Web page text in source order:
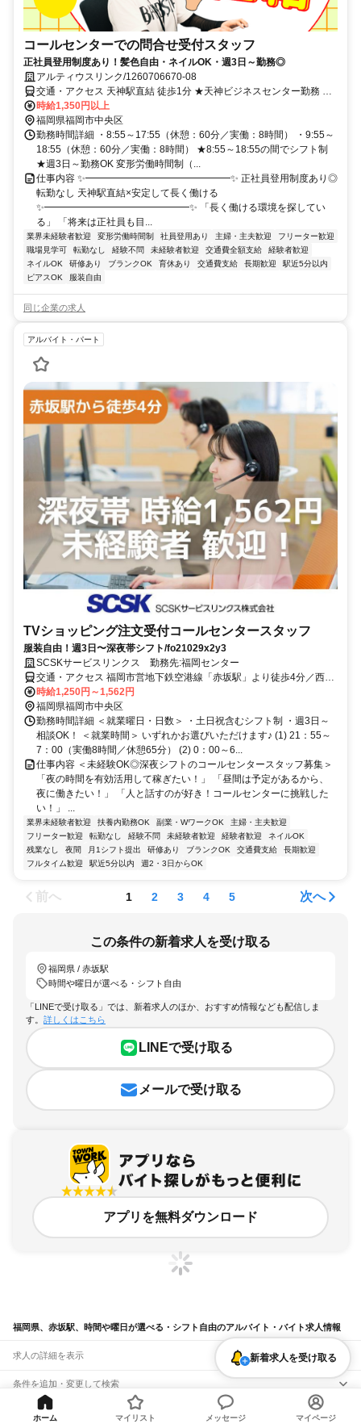
コールセンターでの問合せ受付スタッフ
正社員登用制度あり！髪色自由・ネイルOK・週3日～勤務◎
アルティウスリンク/1260706670-08
交通・アクセス 天神駅直結 徒歩1分 ★天神ビジネスセンター勤務 ★
来社不要の電話面接
時給1,350円以上
福岡県福岡市中央区
勤務時間詳細 ・8:55～17:55（休憩：60分／実働：8時間） ・9:55～
18:55（休憩：60分／実働：8時間） ★8:55～18:55の間でシフト制
★週3日～勤務OK 変形労働時間制（...
仕事内容 ✨━━━━━━━━━━━━━━━✨ 正社員登用制度あり◎
転勤なし 天神駅直結×安定して長く働ける
✨━━━━━━━━━━━━━━━✨ 「長く働ける環境を探してい
る」 「将来は正社員も目...
業界未経験者歓迎 変形労働時間制 社員登用あり 主婦・主夫歓迎
フリーター歓迎
職場見学可
転勤なし 経験不問 未経験者歓迎 交通費全額支給
経験者歓迎
ネイルOK
研修あり ブランクOK 育休あり 交通費支給 長期歓迎
駅近5分以内
ピアスOK
服装自由
同じ企業の求人
アルバイト・パート
TVショッピング注文受付コールセンタースタッフ
服装自由！週3日〜深夜帯シフト/fo21029x2y3
SCSKサービスリンクス 勤務先:福岡センター
交通・アクセス 福岡市営地下鉄空港線「赤坂駅」より徒歩4分／西鉄
天神大牟田線「西鉄福岡（天神）駅」より徒歩8分
時給1,250円～1,562円
福岡県福岡市中央区
勤務時間詳細 ＜就業曜日・日数＞ ・土日祝含むシフト制 ・週3日～
相談OK！ ＜就業時間＞ いずれかお選びいただけます♪ (1) 21：55～
7：00（実働8時間／休憩65分） (2) 0：00～6...
仕事内容 ＜未経験OK◎深夜シフトのコールセンタースタッフ募集＞
「夜の時間を有効活用して稼ぎたい！」 「昼間は予定があるから、
夜に働きたい！」 「人と話すのが好き！コールセンターに挑戦した
い！」 ...
業界未経験者歓迎 扶養内勤務OK 副業・WワークOK
主婦・主夫歓迎
フリーター歓迎
転勤なし 経験不問 未経験者歓迎 経験者歓迎
ネイルOK
残業なし
夜間 月1シフト提出 研修あり ブランクOK 交通費支給
長期歓迎
フルタイム歓迎
駅近5分以内 週2・3日からOK
前へ 1 2 3 4 5 次へ
この条件の新着求人を受け取る
福岡県 / 赤坂駅
時間や曜日が選べる・シフト自由
「LINEで受け取る」では、新着求人のほか、おすすめ情報なども配信しま
す。 詳しくはこちら
LINEで受け取る
メールで受け取る
アプリを無料ダウンロード
福岡県、赤坂駅、時間や曜日が選べる・シフト自由のアルバイト・バイト求人情報
求人の詳細を表示
条件を追加・変更して検索
市区町村を追加・変更
関連キーワード
新着求人を受け取る
ホーム マイリスト メッセージ マイページ